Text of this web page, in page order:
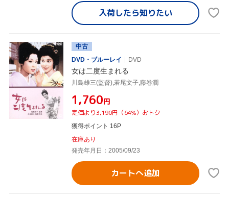
入荷したら知りたい
中古
DVD・ブルーレイ
DVD
女は二度生まれる
川島雄三(監督),若尾文子,藤巻潤
¥1,760円
定価より3,190円（64%）おトク
獲得ポイント 16P
在庫あり
発売年月日：2005/09/23
カートへ追加